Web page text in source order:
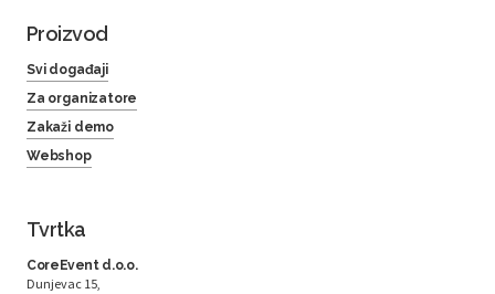
Proizvod
Svi događaji
Za organizatore
Zakaži demo
Webshop
Tvrtka
CoreEvent d.o.o.
Dunjevac 15,